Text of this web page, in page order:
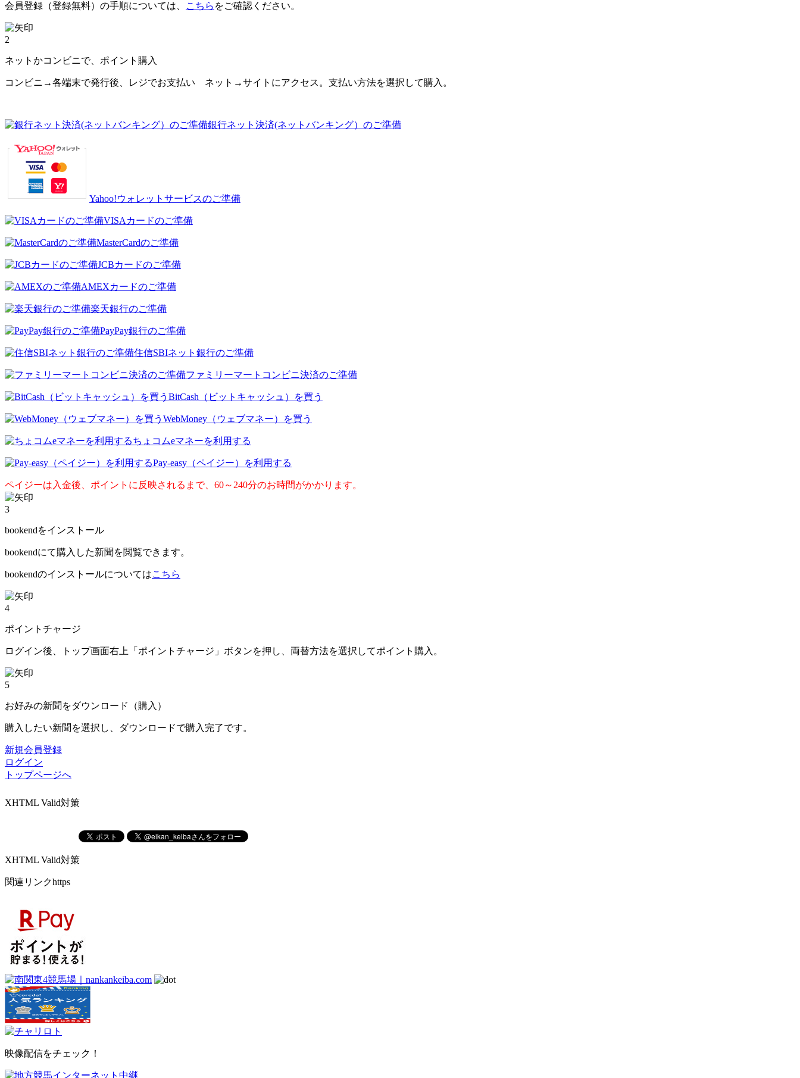
会員登録（登録無料）の手順については、 こちら をご確認ください。
2
ネットかコンビニで、ポイント購入
コンビニ→各端末で発行後、レジでお支払い ネット→サイトにアクセス。支払い方法を選択して購入。
銀行ネット決済(ネットバンキング）のご準備
Yahoo!ウォレットサービスのご準備
VISAカードのご準備
MasterCardのご準備
JCBカードのご準備
AMEXカードのご準備
楽天銀行のご準備
PayPay銀行のご準備
住信SBIネット銀行のご準備
ファミリーマートコンビニ決済のご準備
BitCash（ビットキャッシュ）を買う
WebMoney（ウェブマネー）を買う
ちょコムeマネーを利用する
Pay-easy（ペイジー）を利用する
ペイジーは入金後、ポイントに反映されるまで、60～240分のお時間がかかります。
3
bookendをインストール
bookendにて購入した新聞を閲覧できます。
bookendのインストールについてはこちら
4
ポイントチャージ
ログイン後、トップ画面右上「ポイントチャージ」ボタンを押し、両替方法を選択してポイント購入。
5
お好みの新聞をダウンロード（購入）
購入したい新聞を選択し、ダウンロードで購入完了です。
新規会員登録
ログイン
トップページへ
XHTML Valid対策
XHTML Valid対策
関連リンクhttps
映像配信をチェック！